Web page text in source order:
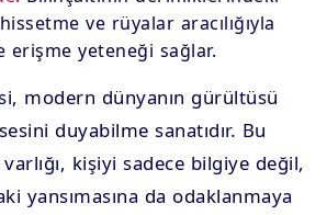
ve rüyalar aracılığıyla
erişme yeteneği sağlar.
modern dünyanın gürültüsü
duyabilme sanatıdır. Bu
varlığı, kişiyi sadece bilgiye değil,
yansımasına da odaklanmaya